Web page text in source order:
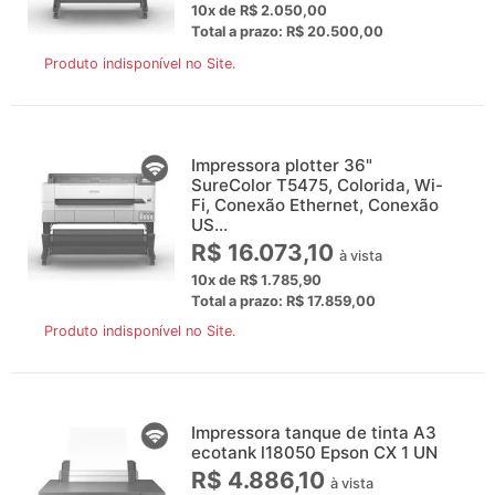
10x de R$ 2.050,00
Total a prazo: R$ 20.500,00
Produto indisponível no Site.
Impressora plotter 36"
SureColor T5475, Colorida, Wi-
Fi, Conexão Ethernet, Conexão
US...
R$ 16.073,10 à vista
10x de R$ 1.785,90
Total a prazo: R$ 17.859,00
Produto indisponível no Site.
Impressora tanque de tinta A3
ecotank l18050 Epson CX 1 UN
R$ 4.886,10 à vista